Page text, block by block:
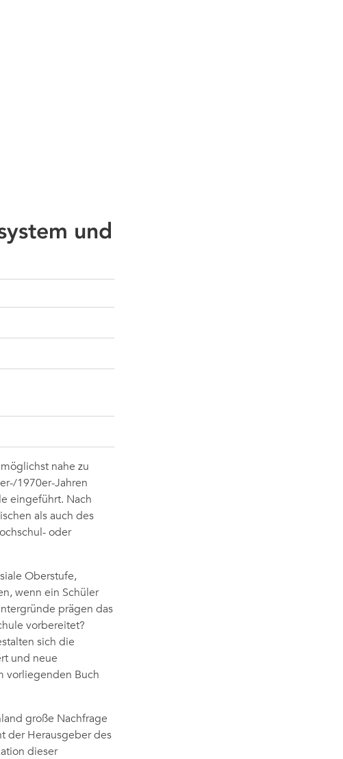
und
nahe zu
1970er-Jahren
eingeführt. Nach
als auch des
oder
Oberstufe,
wenn ein Schüler
prägen das
vorbereitet?
sich die
und neue
vorliegenden Buch
große Nachfrage
der Herausgeber des
dieser